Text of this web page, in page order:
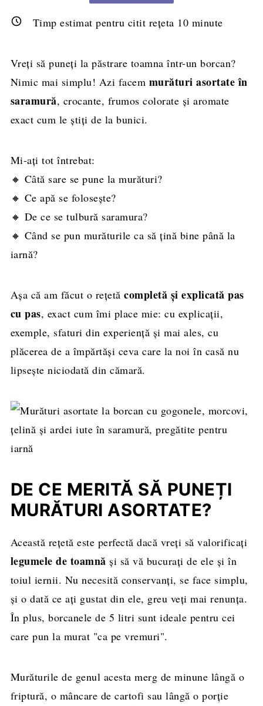
Timp estimat pentru citit rețeta 10 minute
Vreți să puneți la păstrare toamna într-un borcan?
Nimic mai simplu! Azi facem murături asortate în
saramură, crocante, frumos colorate și aromate
exact cum le știți de la bunici.
Mi-ați tot întrebat:
🔸 Câtă sare se pune la murături?
🔸 Ce apă se folosește?
🔸 De ce se tulbură saramura?
🔸 Când se pun murăturile ca să țină bine până la
iarnă?
Așa că am făcut o rețetăcompletă și explicată pas
cu pas, exact cum îmi place mie: cu explicații,
exemple, sfaturi din experiență și mai ales, cu
plăcerea de a împărtăși ceva care la noi în casă nu
lipsește niciodată din cămară.
DE CE MERITĂ SĂ PUNEȚI
MURĂTURI ASORTATE?
Această rețetă este perfectă dacă vreți să valorificați
legumele de toamnă și să vă bucurați de ele și în
toiul iernii. Nu necesită conservanți, se face simplu,
și o dată ce ați gustat din ele, greu veți mai renunța.
În plus, borcanele de 5 litri sunt ideale pentru cei
care pun la murat "ca pe vremuri".
Murăturile de genul acesta merg de minune lângă o
friptură, o mâncare de cartofi sau lângă o porție